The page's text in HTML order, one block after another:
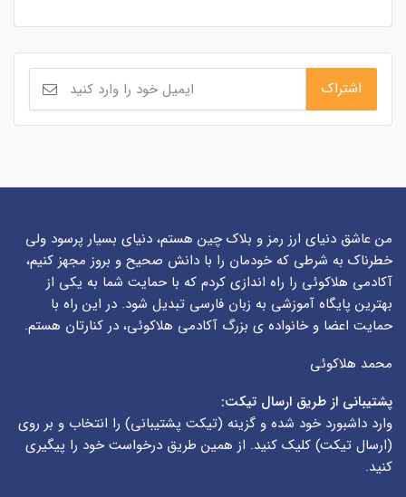
من عاشق دنیای ارز رمز و بلاک چین هستم، دنیای بسیار پرسود ولی
خطرناک به شرطی که خودمان را با دانش صحیح و بروز مجهز کنیم،
آکادمی هلاکوئی را راه اندازی کردم که با حمایت شما به یکی از
بهترین پایگاه آموزشی به زبان فارسی تبدیل شود. در این راه با
حمایت اعضا و خانواده ی بزرگ آکادمی هلاکوئی، در کنارتان هستم.
محمد هلاکوئی
پشتیبانی از طریق ارسال تیکت:
وارد داشبورد خود شده و گزینه (تیکت پشتیبانی) را انتخاب و بر روی
(ارسال تیکت) کلیک کنید. از همین طریق درخواست خود را پیگیری
کنید.